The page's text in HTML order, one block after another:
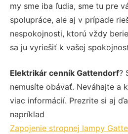
my sme iba ľudia, sme tu pre
spolupráce, ale aj v prípade
nespokojnosti, ktorú vždy
sa ju vyriešiť k vašej
Elektrikár cenník Gattendorf?
nemusíte obávať. Neváhajte a
viac informácií. Prezrite si aj
napríklad
Zapojenie stropnej lampy